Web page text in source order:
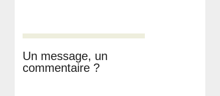
Un message, un
commentaire ?